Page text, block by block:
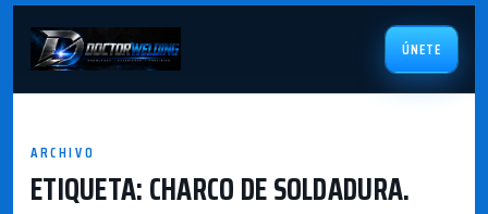
ÚNETE
ARCHIVO
ETIQUETA:CHARCO DE SOLDADURA.